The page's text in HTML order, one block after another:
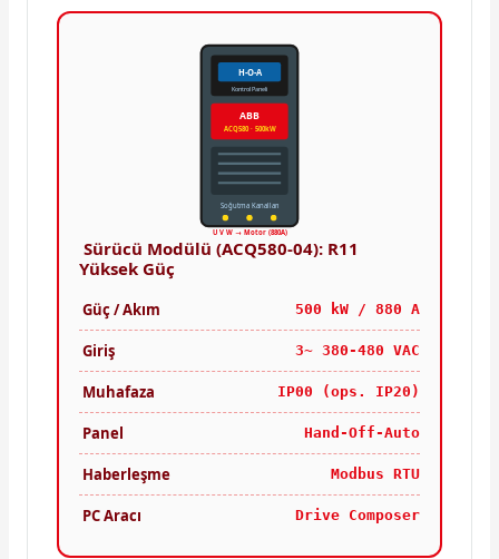
H-O-A
Kontrol Paneli
ABB
ACQ580 · 500kW
Soğutma Kanalları
U V W → Motor (880A)
Sürücü Modülü (ACQ580-04): R11
Yüksek Güç
Güç / Akım 500 kW / 880 A
Giriş 3~ 380-480 VAC
Muhafaza IP00 (ops. IP20)
Panel Hand-Off-Auto
Haberleşme Modbus RTU
PC Aracı Drive Composer